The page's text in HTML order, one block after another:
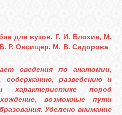
для вузов. Г. И. Блохин, М.
Р. Овсищер, М. В. Сидорова
сведения по анатомии,
содержанию, разведению и
характеристике пород
возможные пути
Уделено внимание